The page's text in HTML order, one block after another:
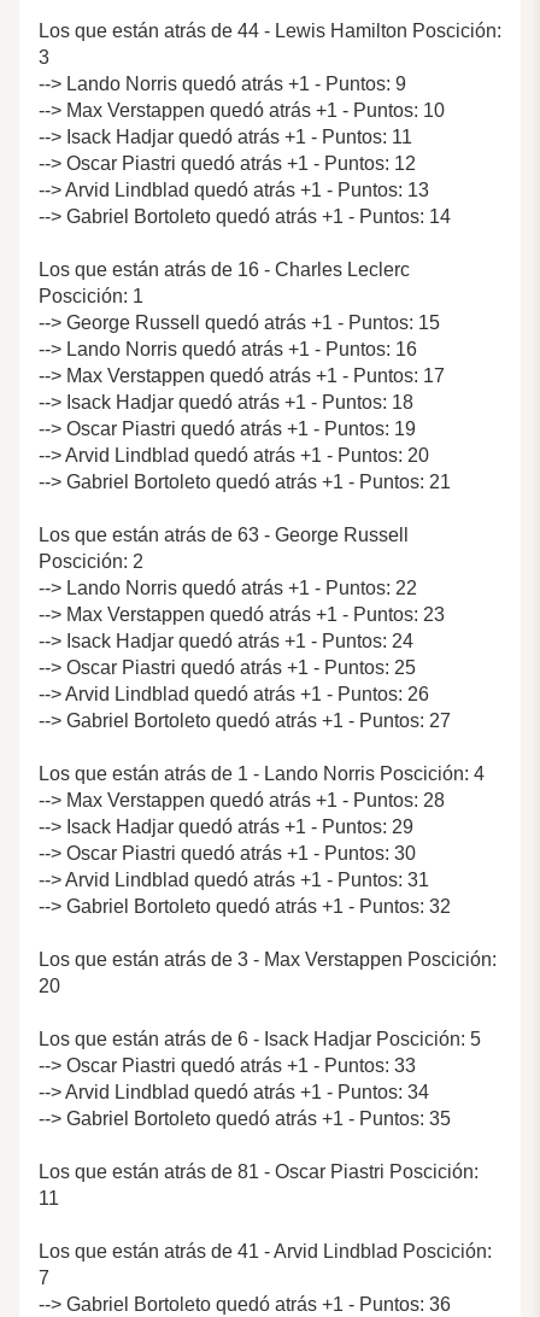
Los que están atrás de 44 - Lewis Hamilton Poscición:
3
--> Lando Norris quedó atrás +1 - Puntos: 9
--> Max Verstappen quedó atrás +1 - Puntos: 10
--> Isack Hadjar quedó atrás +1 - Puntos: 11
--> Oscar Piastri quedó atrás +1 - Puntos: 12
--> Arvid Lindblad quedó atrás +1 - Puntos: 13
--> Gabriel Bortoleto quedó atrás +1 - Puntos: 14
Los que están atrás de 16 - Charles Leclerc
Poscición: 1
--> George Russell quedó atrás +1 - Puntos: 15
--> Lando Norris quedó atrás +1 - Puntos: 16
--> Max Verstappen quedó atrás +1 - Puntos: 17
--> Isack Hadjar quedó atrás +1 - Puntos: 18
--> Oscar Piastri quedó atrás +1 - Puntos: 19
--> Arvid Lindblad quedó atrás +1 - Puntos: 20
--> Gabriel Bortoleto quedó atrás +1 - Puntos: 21
Los que están atrás de 63 - George Russell
Poscición: 2
--> Lando Norris quedó atrás +1 - Puntos: 22
--> Max Verstappen quedó atrás +1 - Puntos: 23
--> Isack Hadjar quedó atrás +1 - Puntos: 24
--> Oscar Piastri quedó atrás +1 - Puntos: 25
--> Arvid Lindblad quedó atrás +1 - Puntos: 26
--> Gabriel Bortoleto quedó atrás +1 - Puntos: 27
Los que están atrás de 1 - Lando Norris Poscición: 4
--> Max Verstappen quedó atrás +1 - Puntos: 28
--> Isack Hadjar quedó atrás +1 - Puntos: 29
--> Oscar Piastri quedó atrás +1 - Puntos: 30
--> Arvid Lindblad quedó atrás +1 - Puntos: 31
--> Gabriel Bortoleto quedó atrás +1 - Puntos: 32
Los que están atrás de 3 - Max Verstappen Poscición:
20
Los que están atrás de 6 - Isack Hadjar Poscición: 5
--> Oscar Piastri quedó atrás +1 - Puntos: 33
--> Arvid Lindblad quedó atrás +1 - Puntos: 34
--> Gabriel Bortoleto quedó atrás +1 - Puntos: 35
Los que están atrás de 81 - Oscar Piastri Poscición:
11
Los que están atrás de 41 - Arvid Lindblad Poscición:
7
--> Gabriel Bortoleto quedó atrás +1 - Puntos: 36